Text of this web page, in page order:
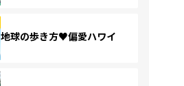
地球の歩き方♥偏愛ハワイ